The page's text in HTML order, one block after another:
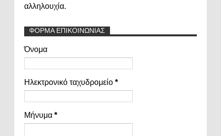
αλληλουχία.
ΦΟΡΜΑ ΕΠΙΚΟΙΝΩΝΙΑΣ
Όνομα
Ηλεκτρονικό ταχυδρομείο *
Μήνυμα *